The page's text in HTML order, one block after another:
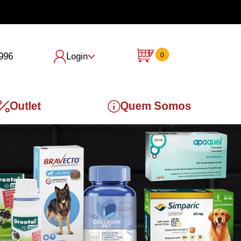
Login 0
Outlet Quem Somos